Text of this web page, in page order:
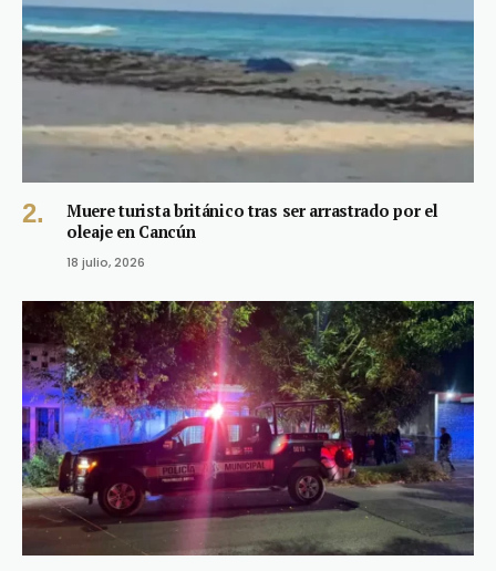
Muere turista británico tras ser arrastrado por el
oleaje en Cancún
18 julio, 2026